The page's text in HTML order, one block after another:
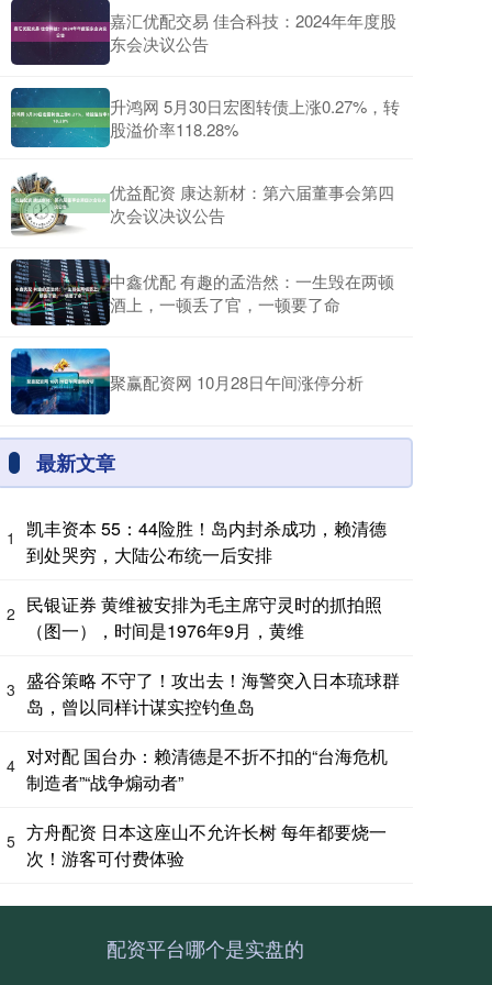
嘉汇优配交易 佳合科技：2024年年度股
东会决议公告
升鸿网 5月30日宏图转债上涨0.27%，转
股溢价率118.28%
优益配资 康达新材：第六届董事会第四
次会议决议公告
中鑫优配 有趣的孟浩然：一生毁在两顿
酒上，一顿丢了官，一顿要了命
聚赢配资网 10月28日午间涨停分析
最新文章
1
凯丰资本 55：44险胜！岛内封杀成功，赖清德
到处哭穷，大陆公布统一后安排
2 民银证券 黄维被安排为毛主席守灵时的抓拍照
（图一），时间是1976年9月，黄维
3 盛谷策略 不守了！攻出去！海警突入日本琉球群
岛，曾以同样计谋实控钓鱼岛
4 对对配 国台办：赖清德是不折不扣的“台海危机
制造者”“战争煽动者”
5 方舟配资 日本这座山不允许长树 每年都要烧一
次！游客可付费体验
配资平台哪个是实盘的